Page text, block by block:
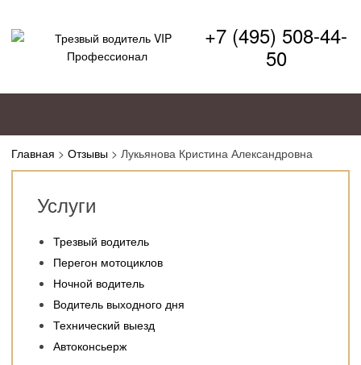
+7 (495) 508-44-
50
Главная > Отзывы > Лукьянова Кристина Александровна
Услуги
Трезвый водитель
Перегон мотоциклов
Ночной водитель
Водитель выходного дня
Технический выезд
Автоконсьерж